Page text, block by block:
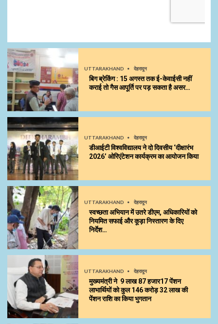
UTTARAKHAND देहरादून
बिग ब्रेकिंग : 15 अगस्त तक ई-केवाईसी नहीं
कराई तो गैस आपूर्ति पर पड़ सकता है असर…
UTTARAKHAND देहरादून
डीआईटी विश्वविद्यालय ने दो दिवसीय ‘दीक्षारंभ
2026’ ओरिएंटेशन कार्यक्रम का आयोजन किया
UTTARAKHAND देहरादून
स्वच्छता अभियान में उतरे डीएम, अधिकारियों को
नियमित सफाई और कूड़ा निस्तारण के दिए
निर्देश…
UTTARAKHAND देहरादून
मुख्यमंत्री ने 9 लाख 87 हजार17 पेंशन
लाभार्थियों को कुल ₹146 करोड़ 32 लाख की
पेंशन राशि का किया भुगतान